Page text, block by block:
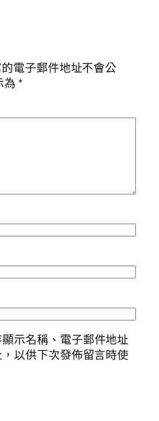
電子郵件地址不會公
為*
示名稱、電子郵件地址
以供下次發佈留言時使